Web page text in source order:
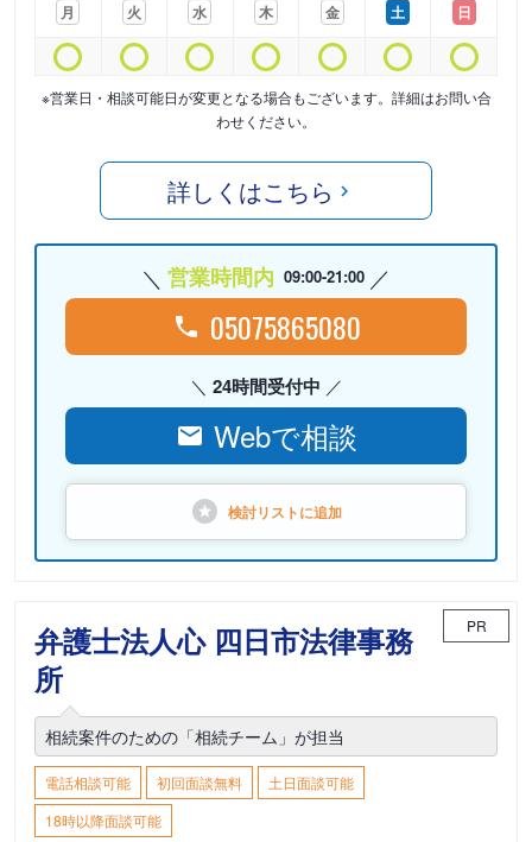
月
火
水
木
金
土
日
※営業日・相談可能日が変更となる場合もございます。詳細はお問い合
わせください。
詳しくはこちら
営業時間内 09:00-21:00
05075865080
24時間受付中
Webで相談
検討リストに追加
弁護士法人心 四日市法律事務
所
PR
相続案件のための「相続チーム」が担当
電話相談可能 初回面談無料
土日面談可能
18時以降面談可能